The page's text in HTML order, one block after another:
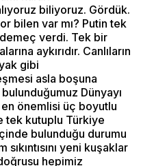
biliyoruz. Gördük.
bilen var mı? Putin tek
verdi. Tek bir
aykırıdır. Canlıların
gibi
asla boşuna
Dünyayı
önemlisi üç boyutlu
tek kutuplu Türkiye
bulunduğu durumu
yeni kuşaklar
hepimiz